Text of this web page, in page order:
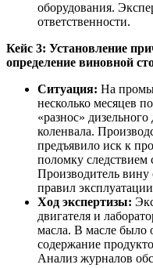
оборудования.
ответственности.
Кейс 3: Установление
определение виновной
Ситуация: На
несколько месяцев
«разнос»
коленвала.
предъявило иск к
поломку следствием
Производитель вину
правил
Ход экспертизы:
двигателя и
масла. В масле было
содержание
Анализ журналов